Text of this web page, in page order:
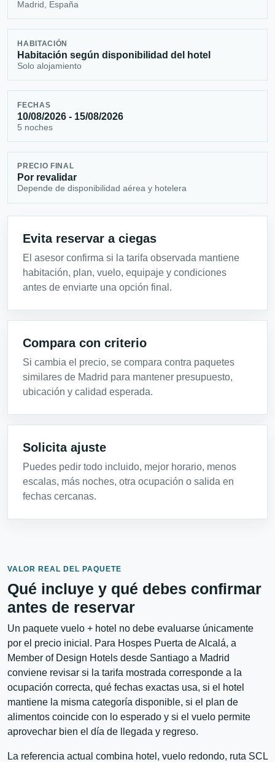
Madrid, España
HABITACIÓN
Habitación según disponibilidad del hotel
Solo alojamiento
FECHAS
10/08/2026 - 15/08/2026
5 noches
PRECIO FINAL
Por revalidar
Depende de disponibilidad aérea y hotelera
Evita reservar a ciegas
El asesor confirma si la tarifa observada mantiene
habitación, plan, vuelo, equipaje y condiciones
antes de enviarte una opción final.
Compara con criterio
Si cambia el precio, se compara contra paquetes
similares de Madrid para mantener presupuesto,
ubicación y calidad esperada.
Solicita ajuste
Puedes pedir todo incluido, mejor horario, menos
escalas, más noches, otra ocupación o salida en
fechas cercanas.
VALOR REAL DEL PAQUETE
Qué incluye y qué debes confirmar
antes de reservar
Un paquete vuelo + hotel no debe evaluarse únicamente
por el precio inicial. Para Hospes Puerta de Alcalá, a
Member of Design Hotels desde Santiago a Madrid
conviene revisar si la tarifa mostrada corresponde a la
ocupación correcta, qué fechas exactas usa, si el hotel
mantiene la misma categoría disponible, si el plan de
alimentos coincide con lo esperado y si el vuelo permite
aprovechar bien el día de llegada y regreso.
La referencia actual combina hotel, vuelo redondo, ruta SCL